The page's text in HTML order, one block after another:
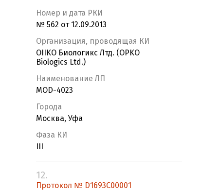
Номер и дата РКИ
№ 562 от 12.09.2013
Организация, проводящая КИ
OIIKO Биологикс Лтд. (OPKO
Biologics Ltd.)
Наименование ЛП
MOD-4023
Города
Москва, Уфа
Фаза КИ
12.
Протокол № D1693C00001